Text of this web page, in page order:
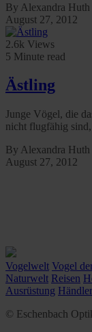
By Alexandra Huth
August 27, 2012
2.6k Views
5 Minute read
Ästling
Junge Vögel, die
nicht flugfähig sind,
By Alexandra Huth
August 27, 2012
Vogelwelt Vogel
Naturwelt Reisen
Ausrüstung
© Eschenbach